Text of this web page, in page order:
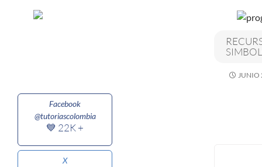
Ξ Operadores de relación Ξ
Variables Ξ Estructura de un
algoritmo Ξ Expresiones aritméticas
Ξ Enunciado lectura/escritura Ξ
Enunciado de decisión (sentencias
JUNIO
Facebook
@tutoriascolombia
💙 22K +
X